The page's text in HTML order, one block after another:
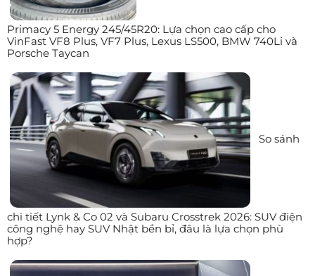
Primacy 5 Energy 245/45R20: Lựa chọn cao cấp cho
VinFast VF8 Plus, VF7 Plus, Lexus LS500, BMW 740Li và
Porsche Taycan
So sánh
chi tiết Lynk & Co 02 và Subaru Crosstrek 2026: SUV điện
công nghệ hay SUV Nhật bền bỉ, đâu là lựa chọn phù
hợp?